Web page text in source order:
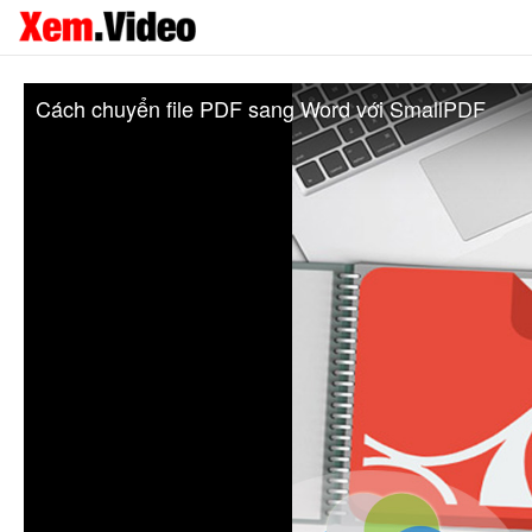
Cách chuyển file PDF sang Word với SmallPDF